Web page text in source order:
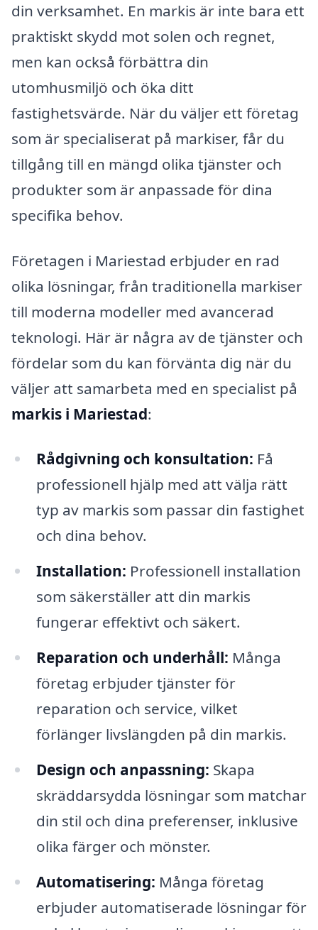
din verksamhet. En markis är inte bara ett
praktiskt skydd mot solen och regnet,
men kan också förbättra din
utomhusmiljö och öka ditt
fastighetsvärde. När du väljer ett företag
som är specialiserat på markiser, får du
tillgång till en mängd olika tjänster och
produkter som är anpassade för dina
specifika behov.
Företagen i Mariestad erbjuder en rad
olika lösningar, från traditionella markiser
till moderna modeller med avancerad
teknologi. Här är några av de tjänster och
fördelar som du kan förvänta dig när du
väljer att samarbeta med en specialist på
markis i Mariestad:
Rådgivning och konsultation: Få
professionell hjälp med att välja rätt
typ av markis som passar din fastighet
och dina behov.
Installation: Professionell installation
som säkerställer att din markis
fungerar effektivt och säkert.
Reparation och underhåll: Många
företag erbjuder tjänster för
reparation och service, vilket
förlänger livslängden på din markis.
Design och anpassning: Skapa
skräddarsydda lösningar som matchar
din stil och dina preferenser, inklusive
olika färger och mönster.
Automatisering: Många företag
erbjuder automatiserade lösningar för